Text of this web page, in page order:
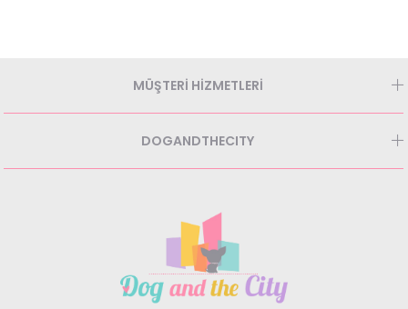
MÜŞTERİ HİZMETLERİ
DOGANDTHECITY